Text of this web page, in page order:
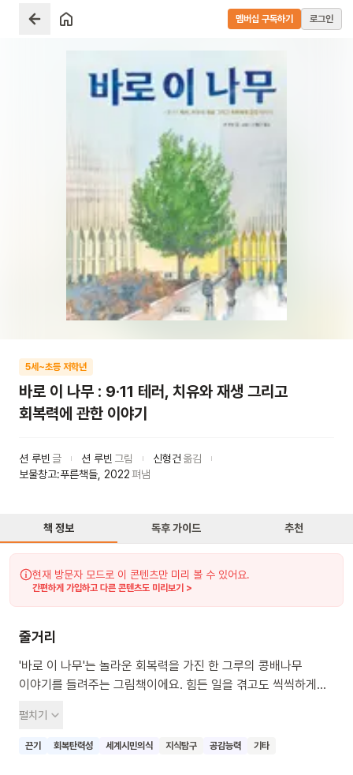
멤버십 구독하기 로그인
5세~초등 저학년
바로 이 나무 : 9·11 테러, 치유와 재생 그리고
회복력에 관한 이야기
션 루빈 글 션 루빈 그림 신형건 옮김
보물창고:푸른책들 2022펴냄
책 정보 독후 가이드 추천
현재 방문자 모드로 이 콘텐츠만 미리 볼 수 있어요.
간편하게 가입하고 다른 콘텐츠도 미리보기 >
줄거리
'바로 이 나무'는 놀라운 회복력을 가진 한 그루의 콩배나무
이야기를 들려주는 그림책이에요. 힘든 일을 겪고도 씩씩하게
꿋꿋하게 이겨낼 수 있다는 것을 배울 수 있답니다. 혼자서는
힘들 때 주변의 따뜻한 마음이 큰 힘이 된다는 것도 알 수 있어요.
펼치기
끈기 회복탄력성 세계시민의식 지식탐구 공감능력 기타